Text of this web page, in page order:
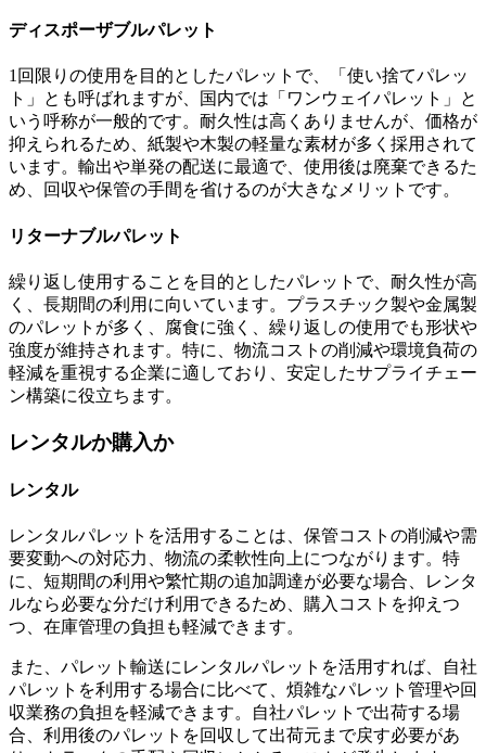
ディスポーザブルパレット
1回限りの使用を目的としたパレットで、「使い捨てパレッ
ト」とも呼ばれますが、国内では「ワンウェイパレット」と
いう呼称が一般的です。耐久性は高くありませんが、価格が
抑えられるため、紙製や木製の軽量な素材が多く採用されて
います。輸出や単発の配送に最適で、使用後は廃棄できるた
め、回収や保管の手間を省けるのが大きなメリットです。
リターナブルパレット
繰り返し使用することを目的としたパレットで、耐久性が高
く、長期間の利用に向いています。プラスチック製や金属製
のパレットが多く、腐食に強く、繰り返しの使用でも形状や
強度が維持されます。特に、物流コストの削減や環境負荷の
軽減を重視する企業に適しており、安定したサプライチェー
ン構築に役立ちます。
レンタルか購入か
レンタル
レンタルパレットを活用することは、保管コストの削減や需
要変動への対応力、物流の柔軟性向上につながります。特
に、短期間の利用や繁忙期の追加調達が必要な場合、レンタ
ルなら必要な分だけ利用できるため、購入コストを抑えつ
つ、在庫管理の負担も軽減できます。
また、パレット輸送にレンタルパレットを活用すれば、自社
パレットを利用する場合に比べて、煩雑なパレット管理や回
収業務の負担を軽減できます。自社パレットで出荷する場
合、利用後のパレットを回収して出荷元まで戻す必要があ